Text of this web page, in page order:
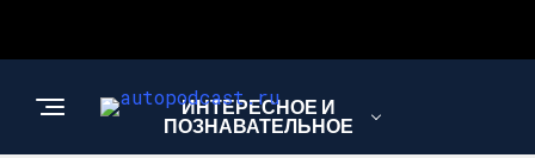
ИНТЕРЕСНОЕ И
ПОЗНАВАТЕЛЬНОЕ